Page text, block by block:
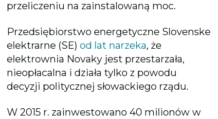
przeliczeniu na zainstalowaną moc.
Przedsiębiorstwo energetyczne Slovenske
elektrarne (SE)od lat narzeka, że
elektrownia Novaky jest przestarzała,
nieopłacalna i działa tylko z powodu
decyzji politycznej słowackiego rządu.
W 2015 r. zainwestowano 40 milionów w